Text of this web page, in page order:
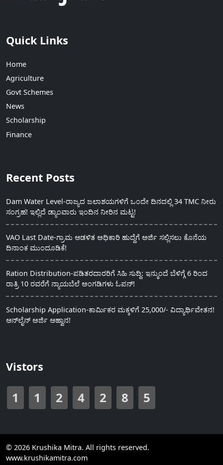
Quick Links
Home
Agriculture
Govt Schemes
News
Scholarship
Finance
Recent Posts
Dam Water Level-ರಾಜ್ಯದ ಜಲಾಶಯಗಳಿಗೆ ಒಂದೇ ದಿನದಲ್ಲಿ 34 TMC ನೀರು
ಸಂಗ್ರಹ! ಇಲ್ಲಿದೆ ಡ್ಯಾಂವಾರು ಇಂದಿನ ನೀರಿನ ಮಟ್ಟ!
VAO Last Date-ಗ್ರಾಮ ಆಡಳಿತ ಅಧಿಕಾರಿ ಹುದ್ದೆಗೆ ಅರ್ಜಿ ಸಲ್ಲಿಸಲು ಕೊನೆಯ
ದಿನಾಂಕ ಮುಂದೂಡಿಕೆ!
Ration Distribution-ಪಡಿತರದಾರರಿಗೆ ಸಿಹಿ ಸುದ್ದಿ: ಇನ್ಮುಂದೆ ಬೆಳಿಗ್ಗೆ 6 ರಿಂದ
ರಾತ್ರಿ 10 ರವರೆಗೆ ನ್ಯಾಯಬೆಲೆ ಅಂಗಡಿಗಳು ಓಪನ್!
Scholarship Application-ಕಾರ್ಮಿಕರ ಮಕ್ಕಳಿಗೆ 25,000/- ವಿದ್ಯಾರ್ಥಿವೇತನ!
ಆನ್‍ಲೈನ್ ಅರ್ಜಿ ಆಹ್ವಾನ!
Vistors
1 1 2 4 2 8 5
© 2026 Krushika Mitra. All rights reserved.
www.krushikamitra.com